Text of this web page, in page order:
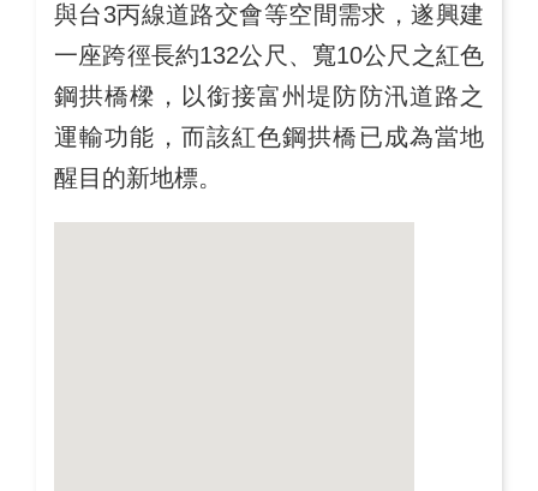
與台3丙線道路交會等空間需求，遂興建
一座跨徑長約132公尺、寬10公尺之紅色
鋼拱橋樑，以銜接富州堤防防汛道路之
運輸功能，而該紅色鋼拱橋已成為當地
醒目的新地標。